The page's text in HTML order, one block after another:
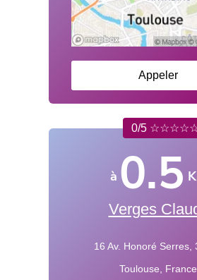
Appeler
0/5
à 0.5
Verges
16 Av. Honoré Serres,
Toulouse, France